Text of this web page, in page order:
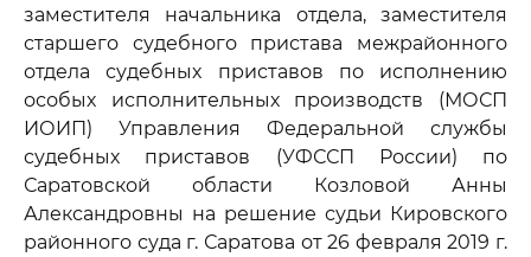
заместителя начальника отдела, заместителя
старшего судебного пристава межрайонного
отдела судебных приставов по исполнению
особых исполнительных производств (МОСП
ИОИП) Управления Федеральной службы
судебных приставов (УФССП России) по
Саратовской области Козловой Анны
Александровны на решение судьи Кировского
районного суда г. Саратова от 26 февраля 2019 г.